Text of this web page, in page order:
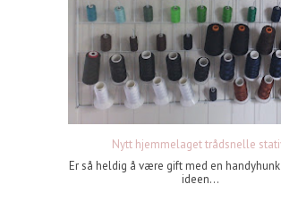
Nytt hjemmelaget trådsnelle
Er så heldig å være gift med en
ideen...